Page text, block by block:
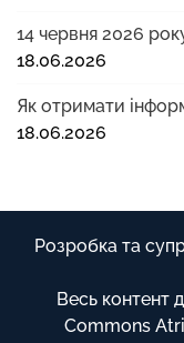
14 червня 2026
18.06.2026
Як отримати
18.06.2026
Розробка та
Весь контент
Commons